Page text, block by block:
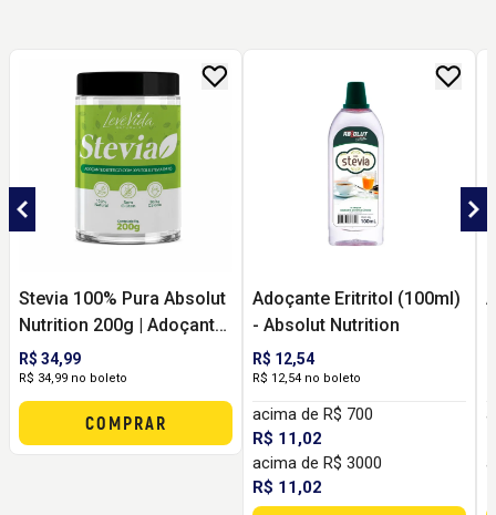
Stevia 100% Pura Absolut
Nutrition 200g | Adoçante
Natural em Pó para
Bebidas e Receitas
R$ 34,99
R$ 34,99 no boleto
COMPRAR
Adoçante Eritritol (100ml)
- Absolut Nutrition
R$ 12,54
R$ 12,54 no boleto
acima de R$ 700
R$ 11,02
acima de R$ 3000
R$ 11,02